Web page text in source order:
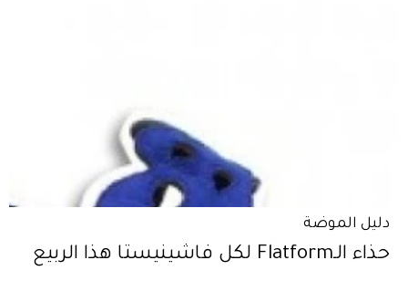
دليل الموضة
حذاء الـFlatform لكل فاشينيستا هذا الربيع